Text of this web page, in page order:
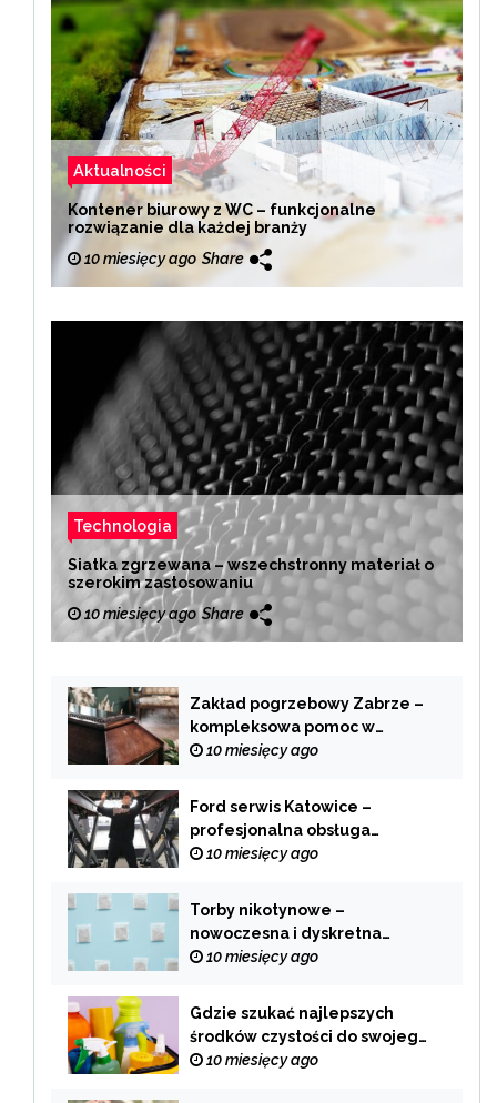
Aktualności
Kontener biurowy z WC – funkcjonalne
rozwiązanie dla każdej branży
10 miesięcy ago Share
Technologia
Siatka zgrzewana – wszechstronny materiał o
szerokim zastosowaniu
10 miesięcy ago Share
Zakład pogrzebowy Zabrze –
kompleksowa pomoc w
trudnych chwilach
10 miesięcy ago
Ford serwis Katowice –
profesjonalna obsługa
Twojego samochodu
10 miesięcy ago
Torby nikotynowe –
nowoczesna i dyskretna
alternatywa dla tradycyjnego
10 miesięcy ago
Gdzie szukać najlepszych
środków czystości do swojego
domu?
10 miesięcy ago